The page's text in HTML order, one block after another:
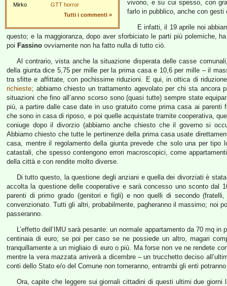
Mirko
GTT horror
Tutti i commenti »
vivono, e su cui spesso, con
farlo in pubblico, anche con
E infatti, il 19 aprile noi
questo; e la maggioranza, dopo aver sforbiciato le parti più polemiche,
poi Fassino ovviamente non ha fatto nulla di tutto ciò.
Al contrario, vista anche la situazione disperata delle casse
della giunta dice 5,75 per mille per la prima casa e 10,6 per mille – il
tra sfitte e affittate, con pochissime riduzioni. E qui, in ottica di
richieste; abbiamo chiesto un trattamento agevolato per chi sta
situazioni che fino all’anno scorso sono (quasi tutte) sempre state
più, a partire dalle case date in uso gratuito come prima casa ai parenti
che sono in casa di riposo, e poi quelle acquistate tramite cooperativa,
coniuge dopo il divorzio (abbiamo anche chiesto che il governo si
Abbiamo chiesto che tutte le pertinenze della prima casa usate
casa, mentre il regolamento della giunta prevede che solo una per
catastali, che spesso contengono errori macroscopici, come
della città e con rendite molto diverse.
Di tutto questo, la questione degli anziani e quella dei divorziati è
accolta la questione delle cooperative e sarà concesso uno sconto
parenti di primo grado (genitori e figli) e non quelli di secondo
convenzionato. Tutti gli altri, probabilmente, pagheranno il massimo; noi
passeranno.
L’effetto dell’IMU sarà pesante: un normale appartamento da 70 mq
centinaia di euro; se poi per caso se ne possiede un altro, magari
tranquillamente a un migliaio di euro o più. Ma forse non ve ne rendete
mentre la vera mazzata arriverà a dicembre – un trucchetto deciso
conti dello Stato e/o del Comune non torneranno, entrambi gli enti
Ora, capite che leggere sui giornali cittadini di questi ultimi due giorni